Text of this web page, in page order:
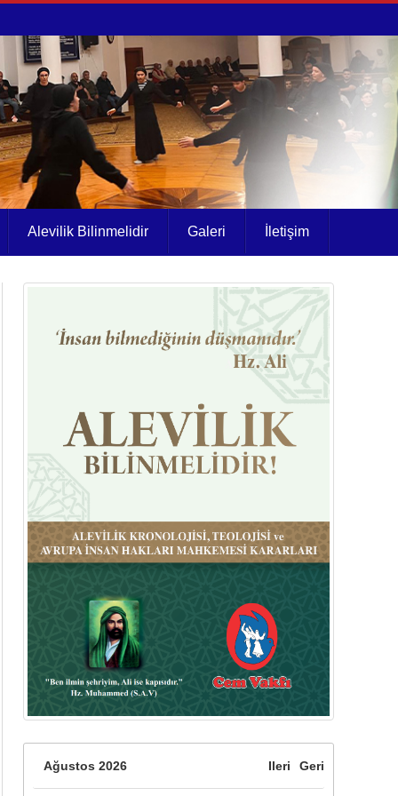
Alevilik Bilinmelidir Galeri İletişim
CEM Vakfı 32. Olağan Genel Kurulu
Geri
Ileri
Ağustos 2026